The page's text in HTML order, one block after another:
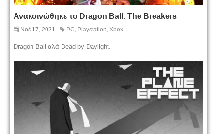
Ανακοινώθηκε το Dragon Ball: The Breakers
Νοέ 17, 2021 PC, Playstation, Xbox
Dragon Ball αλά Dead by Daylight.